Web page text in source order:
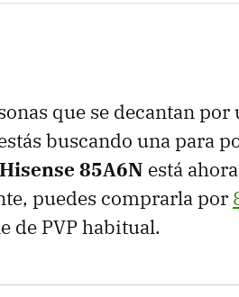
que se decantan por
buscando una para
Hisense 85A6N está
puedes comprarla por
de PVP habitual.